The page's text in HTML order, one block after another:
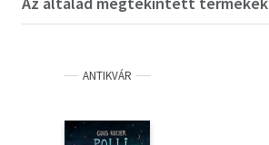
ANTIKVÁR